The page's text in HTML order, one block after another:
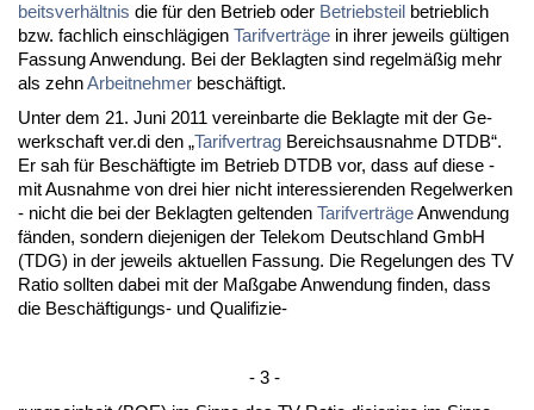
beits­verhält­nis die für den Be­trieb oder Be­triebs­teil be­trieb­lich
bzw. fach­lich ein­schlägi­gen Ta­rif­verträge in ih­rer je­weils gülti­gen
Fas­sung An­wen­dung. Bei der Be­klag­ten sind re­gelmäßig mehr
als zehnAr­beit­neh­mer beschäftigt.
Un­ter dem 21. Ju­ni 2011 ver­ein­bar­te die Be­klag­te mit der Ge­
werk­schaft ver.di den „Ta­rif­ver­trag Be­reichs­aus­nah­me DT­DB“.
Er sah für Beschäftig­te im Be­trieb DT­DB vor, dass auf die­se -
mit Aus­nah­me von drei hier nicht in­ter­es­sie­ren­den Re­gel­wer­ken
- nicht die bei der Be­klag­ten gel­ten­den Ta­rif­verträgeAn­wen­dung
fänden, son­dern die­je­ni­gen der Te­le­kom Deutsch­land GmbH
(TDG) in der je­weils ak­tu­el­len Fas­sung. Die Re­ge­lun­gen des TV
Ra­tio soll­ten da­bei mit der Maßga­be An­wen­dung fin­den, dass
die Beschäfti­gungs- und Qua­li­fi­zie-
- 3 -